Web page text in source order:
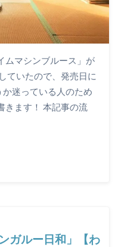
ムマシンブルース」が
ていたので、発売日に
迷っている人のため
きます！ 本記事の流
ガルー日和」【わ